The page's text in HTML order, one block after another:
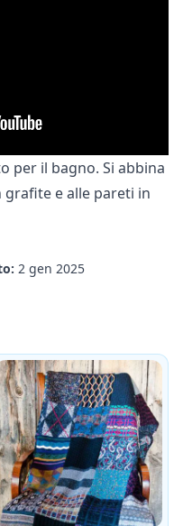
per il bagno. Si abbina
e alle pareti in
2 gen 2025